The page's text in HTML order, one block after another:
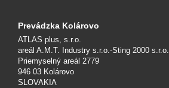
Prevádzka Kolárovo
ATLAS plus, s.r.o.
areál A.M.T. Industry s.r.o.-Sting 2000 s.r.o.
Priemyselný areál 2779
946 03 Kolárovo
SLOVAKIA